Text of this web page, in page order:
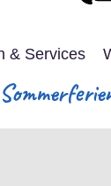
& Services